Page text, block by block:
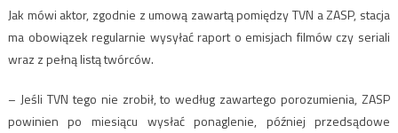
Jak mówi aktor, zgodnie z umową zawartą pomiędzy TVN a ZASP, stacja
ma obowiązek regularnie wysyłać raport o emisjach filmów czy seriali
wraz z pełną listą twórców.
– Jeśli TVN tego nie zrobił, to według zawartego porozumienia, ZASP
powinien po miesiącu wysłać ponaglenie, później przedsądowe